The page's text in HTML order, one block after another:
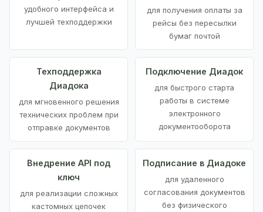
удобного интерфейса и
лучшей техподдержки
для получения оплаты за
рейсы без пересылки
бумаг почтой
Техподдержка
Диадока
для мгновенного решения
технических проблем при
отправке документов
Подключение Диадок
для быстрого старта
работы в системе
электронного
документооборота
Внедрение API под
ключ
для реализации сложных
кастомных цепочек
Подписание в Диадоке
для удаленного
согласования документов
без физического